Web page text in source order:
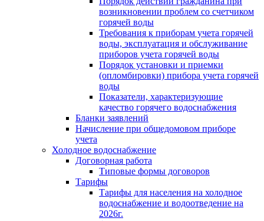
возникновении проблем со счетчиком
горячей воды
Требования к приборам учета горячей
воды, эксплуатация и обслуживание
приборов учета горячей воды
Порядок установки и приемки
(опломбировки) прибора учета горячей
воды
Показатели, характеризующие
качество горячего водоснабжения
Бланки заявлений
Начисление при общедомовом приборе
учета
Холодное водоснабжение
Договорная работа
Типовые формы договоров
Тарифы
Тарифы для населения на холодное
водоснабжение и водоотведение на
2026г.